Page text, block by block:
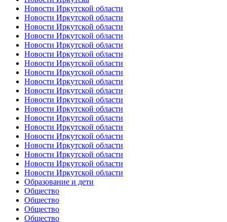
Новости Иркутской области
Новости Иркутской области
Новости Иркутской области
Новости Иркутской области
Новости Иркутской области
Новости Иркутской области
Новости Иркутской области
Новости Иркутской области
Новости Иркутской области
Новости Иркутской области
Новости Иркутской области
Новости Иркутской области
Новости Иркутской области
Новости Иркутской области
Новости Иркутской области
Новости Иркутской области
Новости Иркутской области
Новости Иркутской области
Новости Иркутской области
Образование и дети
Общество
Общество
Общество
Общество